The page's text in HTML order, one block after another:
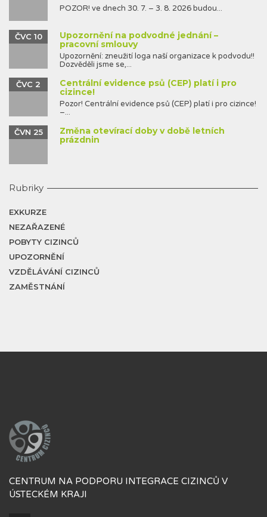
POZOR! ve dnech 30. 7. – 3. 8. 2026 budou...
Upozornění na podvodné jednání –
pracovní smlouvy
ČVC 10
Upozornění: zneužití loga naší organizace k podvodu!!
Dozvěděli jsme se,...
Centrální evidence psů (CEP) platí i pro
cizince!
ČVC 2
Pozor! Centrální evidence psů (CEP) platí i pro cizince!
–...
Změna otevírací doby v době letních
prázdnin
ČVN 25
Rubriky
EXKURZE
NEZAŘAZENÉ
POBYTY CIZINCŮ
UPOZORNĚNÍ
VZDĚLÁVÁNÍ CIZINCŮ
ZAMĚSTNÁNÍ
CENTRUM NA PODPORU INTEGRACE CIZINCŮ V
ÚSTECKÉM KRAJI